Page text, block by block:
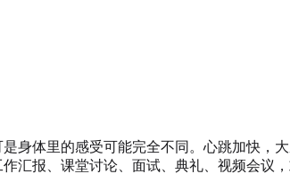
身体里的感受可能完全不同。心跳加快，
汇报、课堂讨论、面试、典礼、视频会议